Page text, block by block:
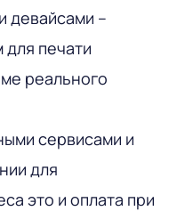
девайсами –
печати
реального
сервисами и
для
это и оплата при